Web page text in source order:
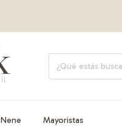
Nene Mayoristas